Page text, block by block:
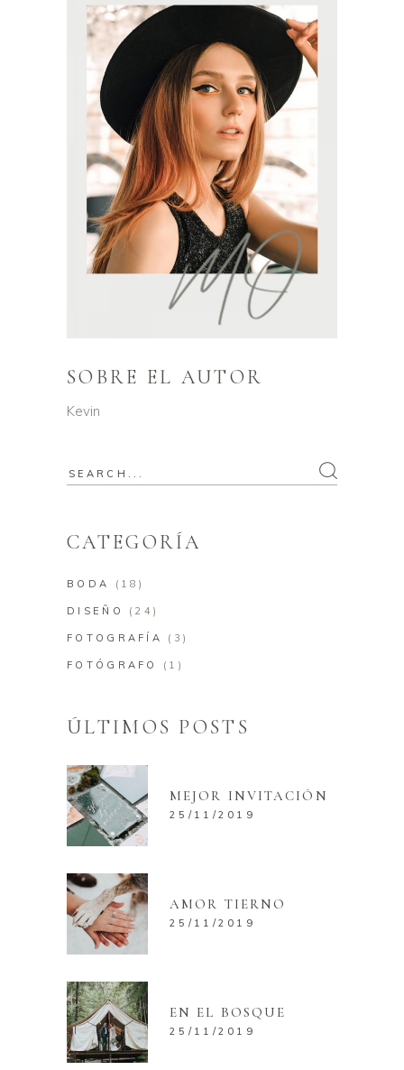
SOBRE EL AUTOR
Kevin
CATEGORÍA
BODA (18)
DISEÑO (24)
FOTOGRAFÍA (3)
FOTÓGRAFO (1)
ÚLTIMOS POSTS
MEJOR INVITACIÓN
25/11/2019
AMOR TIERNO
25/11/2019
EN EL BOSQUE
25/11/2019